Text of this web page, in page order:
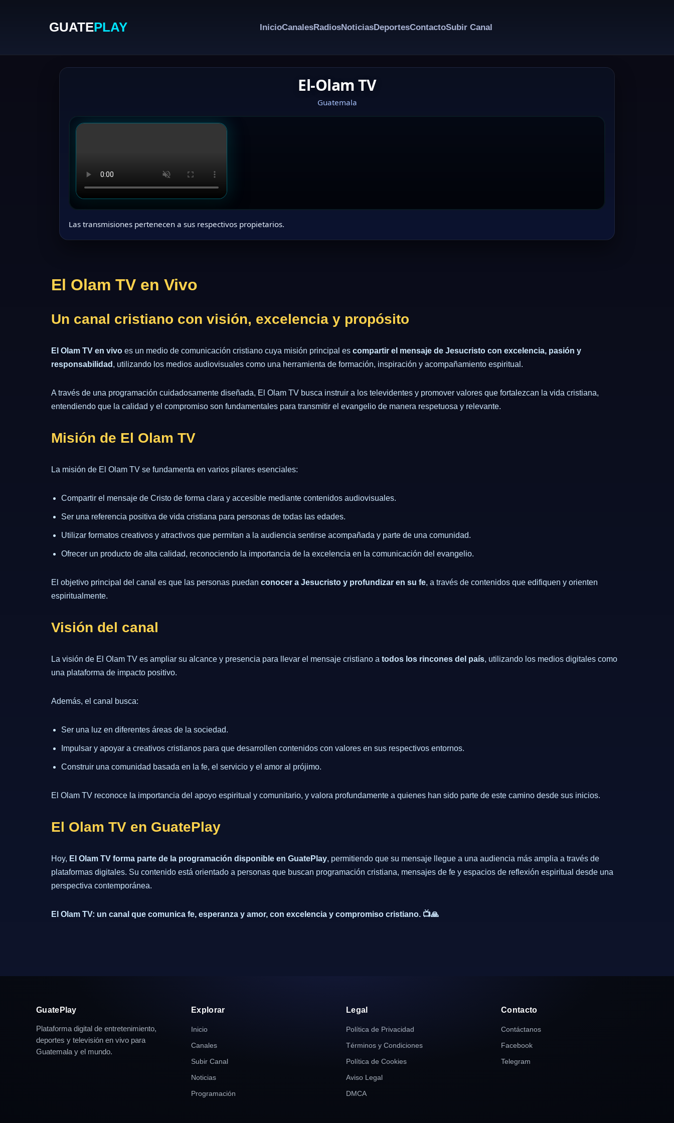
GUATEPLAY InicioCanalesRadiosNoticiasDeportesContactoSubir Canal
El-Olam TV
Guatemala
Las transmisiones pertenecen a sus respectivos propietarios.
El Olam TV en Vivo
Un canal cristiano con visión, excelencia y propósito
El Olam TV en vivo es un medio de comunicación cristiano cuya misión principal es compartir el mensaje de Jesucristo con excelencia, pasión y
responsabilidad , utilizando los medios audiovisuales como una herramienta de formación, inspiración y acompañamiento espiritual.
A través de una programación cuidadosamente diseñada, El Olam TV busca instruir a los televidentes y promover valores que fortalezcan la vida cristiana,
entendiendo que la calidad y el compromiso son fundamentales para transmitir el evangelio de manera respetuosa y relevante.
Misión de El Olam TV
La misión de El Olam TV se fundamenta en varios pilares esenciales:
Compartir el mensaje de Cristo de forma clara y accesible mediante contenidos audiovisuales.
Ser una referencia positiva de vida cristiana para personas de todas las edades.
Utilizar formatos creativos y atractivos que permitan a la audiencia sentirse acompañada y parte de una comunidad.
Ofrecer un producto de alta calidad, reconociendo la importancia de la excelencia en la comunicación del evangelio.
El objetivo principal del canal es que las personas puedan conocer a Jesucristo y profundizar en su fe, a través de contenidos que edifiquen y orienten
espiritualmente.
Visión del canal
La visión de El Olam TV es ampliar su alcance y presencia para llevar el mensaje cristiano a todos los rincones del país, utilizando los medios digitales como
una plataforma de impacto positivo.
Además, el canal busca:
Ser una luz en diferentes áreas de la sociedad.
Impulsar y apoyar a creativos cristianos para que desarrollen contenidos con valores en sus respectivos entornos.
Construir una comunidad basada en la fe, el servicio y el amor al prójimo.
El Olam TV reconoce la importancia del apoyo espiritual y comunitario, y valora profundamente a quienes han sido parte de este camino desde sus inicios.
El Olam TV en GuatePlay
Hoy, El Olam TV forma parte de la programación disponible en GuatePlay, permitiendo que su mensaje llegue a una audiencia más amplia a través de
plataformas digitales. Su contenido está orientado a personas que buscan programación cristiana, mensajes de fe y espacios de reflexión espiritual desde una
perspectiva contemporánea.
El Olam TV: un canal que comunica fe, esperanza y amor, con excelencia y compromiso cristiano. 📺🙏
GuatePlay
Plataforma digital de entretenimiento,
deportes y televisión en vivo para
Guatemala y el mundo.
Explorar
Inicio
Canales
Subir Canal
Noticias
Programación
Legal
Política de Privacidad
Términos y Condiciones
Política de Cookies
Aviso Legal
DMCA
Contacto
Contáctanos
Facebook
Telegram